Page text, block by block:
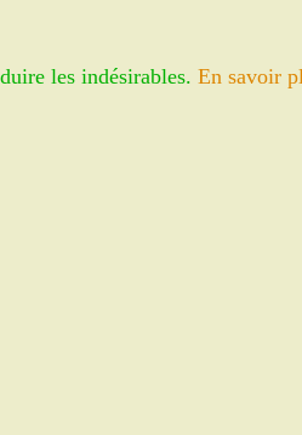
comment
les indésirables.En savoir